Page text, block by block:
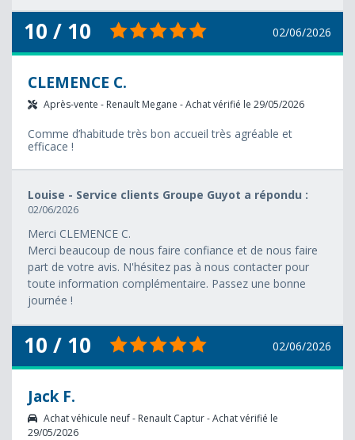
10 / 10 02/06/2026
CLEMENCE C.
Après-vente - Renault Megane - Achat vérifié le 29/05/2026
Comme d’habitude très bon accueil très agréable et
efficace !
Louise - Service clients Groupe Guyot a répondu :
02/06/2026
Merci CLEMENCE C.
Merci beaucoup de nous faire confiance et de nous faire
part de votre avis. N'hésitez pas à nous contacter pour
toute information complémentaire. Passez une bonne
journée !
10 / 10 02/06/2026
Jack F.
Achat véhicule neuf - Renault Captur - Achat vérifié le
29/05/2026